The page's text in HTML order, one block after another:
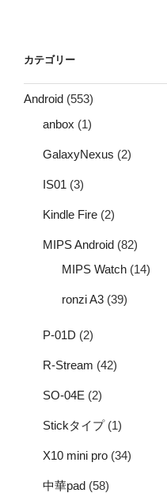
カテゴリー
Android (553)
anbox (1)
GalaxyNexus (2)
IS01 (3)
Kindle Fire (2)
MIPS Android (82)
MIPS Watch (14)
ronzi A3 (39)
P-01D (2)
R-Stream (42)
SO-04E (2)
Stickタイプ(1)
X10 mini pro (34)
中華pad (58)